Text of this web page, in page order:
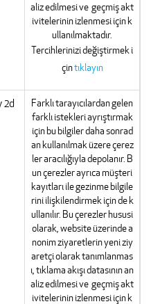
aliz edilmesi ve geçmiş akt
ivitelerinin izlenmesi için k
ullanılmaktadır.
Tercihlerinizi değiştirmek i
çintıklayın
2d
Farklı tarayıcılardan gelen
farklı istekleri ayrıştırmak
için bu bilgiler daha sonrad
an kullanılmak üzere çerez
ler aracılığıyla depolanır. B
un çerezler ayrıca müşteri
kayıtları ile gezinme bilgile
rini ilişkilendirmek için de k
ullanılır. Bu çerezler hususi
olarak, website üzerinde a
nonim ziyaretlerin yeni ziy
aretçi olarak tanımlanmas
ı, tıklama akışı datasının an
aliz edilmesi ve geçmiş akt
ivitelerinin izlenmesi için k